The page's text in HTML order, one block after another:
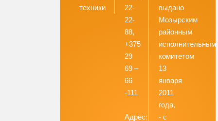
техники
22-
22-
88,
+375
29
69 –
66
-111
Адрес:
выдано
Мозырским
районным
исполнительным
комитетом
13
января
2011
года,
- с